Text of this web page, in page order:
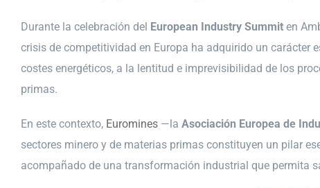
Durante la celebración del European Industry Summit en
crisis de competitividad en Europa ha adquirido un carácter
costes energéticos, a la lentitud e imprevisibilidad de los
primas.
En este contexto, Euromines —la Asociación Europea de
sectores minero y de materias primas constituyen un pilar
acompañado de una transformación industrial que permita